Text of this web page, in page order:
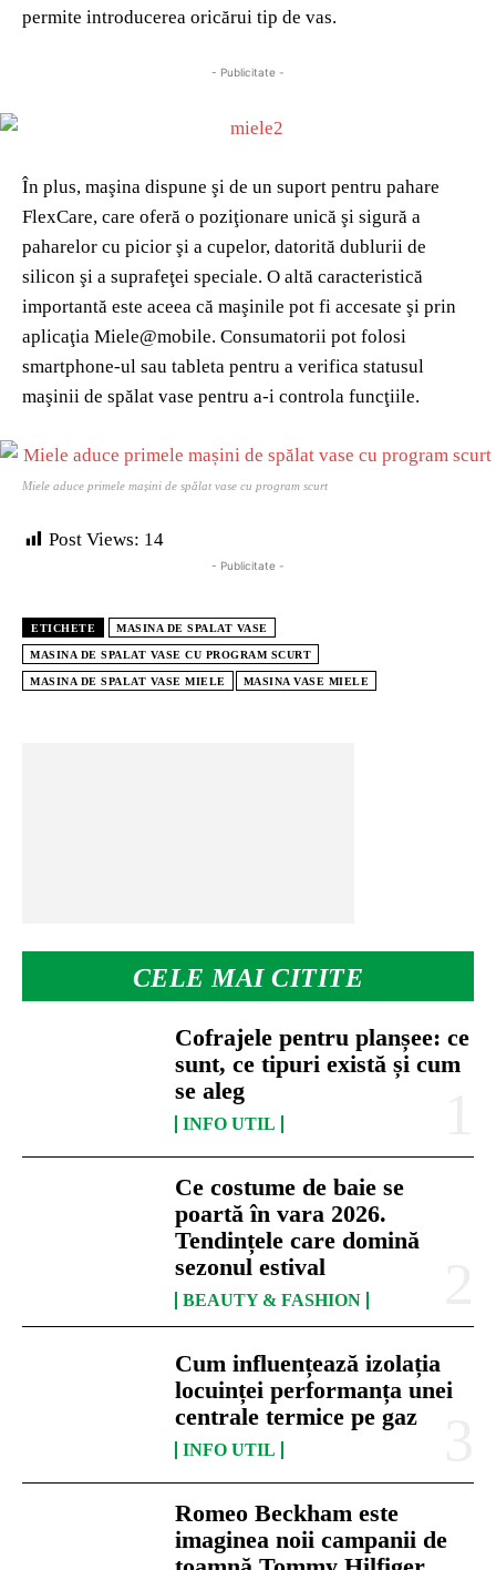
CELE MAI CITITE
Cofrajele pentru planșee: ce
sunt, ce tipuri există și cum
se aleg
INFO UTIL
Ce costume de baie se
poartă în vara 2026.
Tendințele care domină
sezonul estival
BEAUTY & FASHION
Cum influențează izolația
locuinței performanța unei
centrale termice pe gaz
INFO UTIL
Romeo Beckham este
imaginea noii campanii de
permite introducerea oricărui tip de vas.
- Publicitate -
În plus, maşina dispune şi de un suport pentru pahare
FlexCare, care oferă o poziţionare unică şi sigură a
paharelor cu picior şi a cupelor, datorită dublurii de
silicon şi a suprafeţei speciale. O altă caracteristică
importantă este aceea că maşinile pot fi accesate şi prin
aplicaţia Miele@mobile. Consumatorii pot folosi
smartphone-ul sau tableta pentru a verifica statusul
maşinii de spălat vase pentru a-i controla funcţiile.
Miele aduce primele mașini de spălat vase cu program scurt
Post Views: 14
- Publicitate -
ETICHETE MASINA DE SPALAT VASE
MASINA DE SPALAT VASE CU PROGRAM SCURT
MASINA DE SPALAT VASE MIELE MASINA VASE MIELE